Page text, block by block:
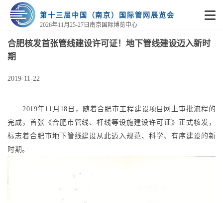
第十三届中国（南京）国际管网展览会
2026年11月25-27日南京国际博览中心
合肥核发首张管线建设许可证！地下管线建设迈入新时
期
2019-11-22
2019年11月18日，随着合肥市工程建设项目网上审批流程的
完成，首张《合肥市管线、杆线等设施建设许可证》正式核发，
标志着合肥市地下管线建设从此迈入规范、科学、有序建设的新
时期。